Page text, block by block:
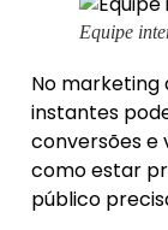
Equipe
No marketing
instantes
conversões e
como estar
público